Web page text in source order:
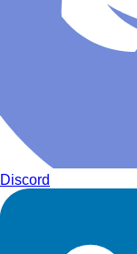
Discord